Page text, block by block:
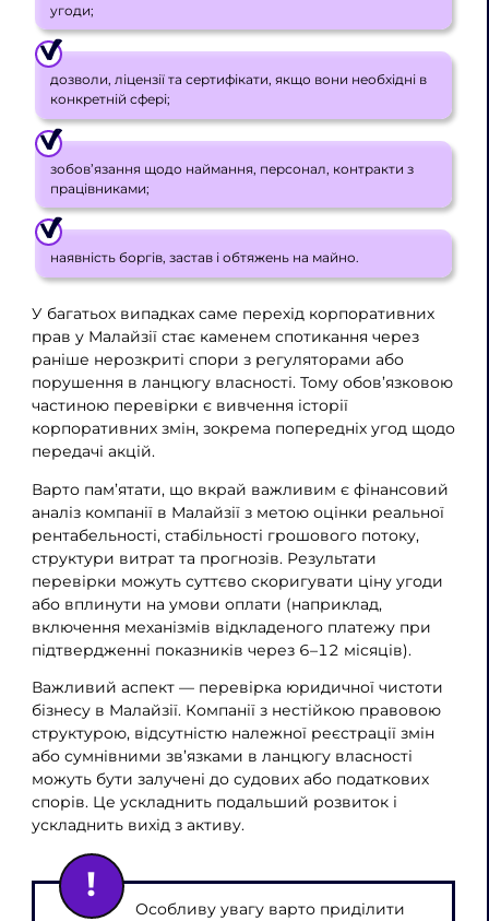
угоди;
дозволи, ліцензії та сертифікати, якщо вони необхідні в
конкретній сфері;
зобов’язання щодо наймання, персонал, контракти з
працівниками;
наявність боргів, застав і обтяжень на майно.
У багатьох випадках саме перехід корпоративних
прав у Малайзії стає каменем спотикання через
раніше нерозкриті спори з регуляторами або
порушення в ланцюгу власності. Тому обов’язковою
частиною перевірки є вивчення історії
корпоративних змін, зокрема попередніх угод щодо
передачі акцій.
Варто пам’ятати, що вкрай важливим є фінансовий
аналіз компанії в Малайзії з метою оцінки реальної
рентабельності, стабільності грошового потоку,
структури витрат та прогнозів. Результати
перевірки можуть суттєво скоригувати ціну угоди
або вплинути на умови оплати (наприклад,
включення механізмів відкладеного платежу при
підтвердженні показників через 6–12 місяців).
Важливий аспект — перевірка юридичної чистоти
бізнесу в Малайзії. Компанії з нестійкою правовою
структурою, відсутністю належної реєстрації змін
або сумнівними зв’язками в ланцюгу власності
можуть бути залучені до судових або податкових
спорів. Це ускладнить подальший розвиток і
ускладнить вихід з активу.
Особливу увагу варто приділити